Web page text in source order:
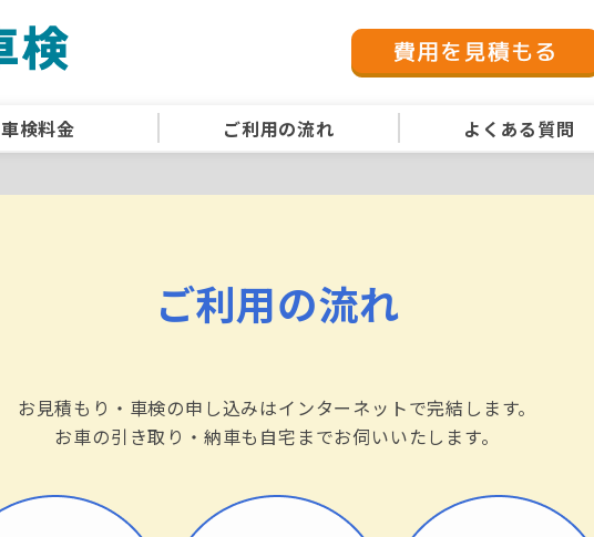
車検料金 ご利用の流れ よくある質問
ご利用の流れ
お見積もり・車検の申し込みはインターネットで完結します。
お車の引き取り・納車も自宅までお伺いいたします。